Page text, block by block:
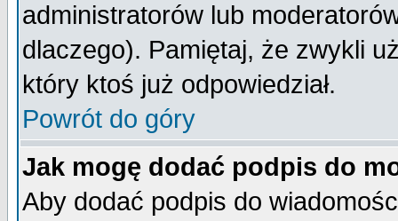
administratorów lub
dlaczego). Pamiętaj, że zwykli
który ktoś już odpowiedział.
Powrót do góry
Jak mogę dodać podpis do
Aby dodać podpis do